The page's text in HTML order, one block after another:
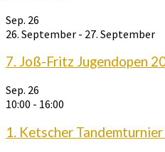
Sep. 26
26. September - 27. September
7. Joß-Fritz Jugendopen
Sep. 26
10:00 - 16:00
1. Ketscher